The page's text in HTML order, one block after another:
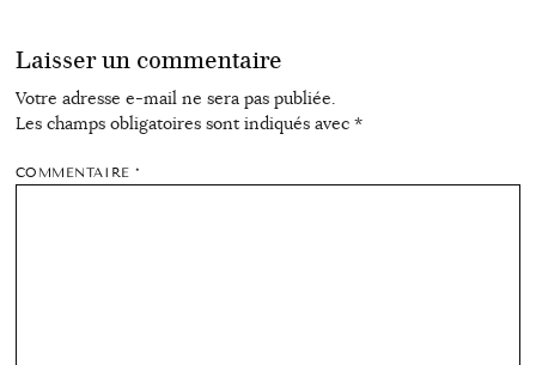
Laisser un commentaire
Votre adresse e-mail ne sera pas publiée.
Les champs obligatoires sont indiqués avec *
COMMENTAIRE*